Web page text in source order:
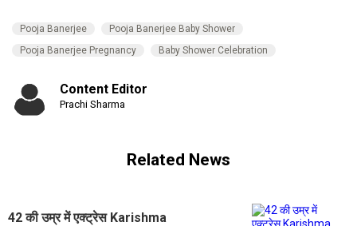
Pooja Banerjee
Pooja Banerjee Baby Shower
Pooja Banerjee Pregnancy
Baby Shower Celebration
Content Editor
Prachi Sharma
Related News
42 की उम्र में एक्ट्रेस Karishma